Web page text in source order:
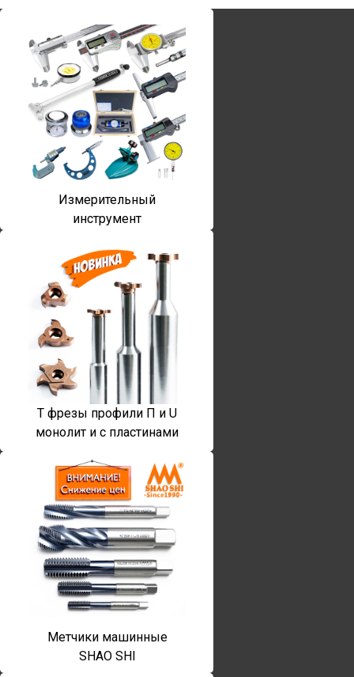
Измерительный
инструмент
T фрезы профили П и U
монолит и с пластинами
Метчики машинные
SHAO SHI